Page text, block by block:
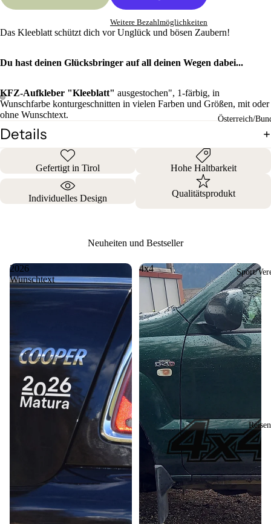
Österreich/
Sport/
Reisen
Weitere Bezahlmöglichkeiten
Das Kleeblatt schützt dich vor Unglück und bösen Zaubern!
Du hast deinen Glücksbringer auf all deinen Wegen dabei...
KFZ-Aufkleber "Kleeblatt" ausgestochen", 1-färbig, in
Wunschfarbe konturgeschnitten in vielen Farben und Größen, mit oder
ohne Wunschtext.
Details
Gefertigt in Tirol Hohe Haltbarkeit
Individuelles Design Qualitätsprodukt
Neuheiten und Bestseller
2026
Wunschtext
4x4